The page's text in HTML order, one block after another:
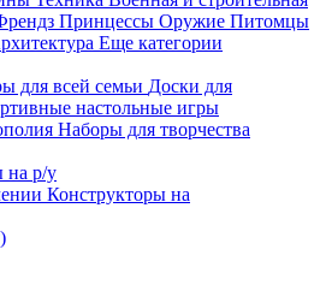
Принцессы Оружие Питомцы
Еще категории
для всей семьи Доски для
настольные игры
Наборы для творчества
на р/у
Конструкторы на